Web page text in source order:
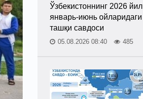
Ўзбекистоннинг 2026 йил
январь-июнь ойларидаги
ташқи савдоси
05.08.2026 08:40 485